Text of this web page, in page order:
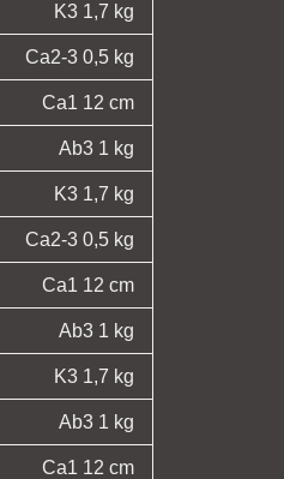
K3 1,7 kg
Ca2-3 0,5 kg
Ca1 12 cm
Ab3 1 kg
K3 1,7 kg
Ca2-3 0,5 kg
Ca1 12 cm
Ab3 1 kg
K3 1,7 kg
Ab3 1 kg
Ca1 12 cm